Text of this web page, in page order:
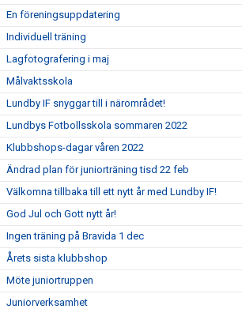
En föreningsuppdatering
Individuell träning
Lagfotografering i maj
Målvaktsskola
Lundby IF snyggar till i närområdet!
Lundbys Fotbollsskola sommaren 2022
Klubbshops-dagar våren 2022
Ändrad plan för juniorträning tisd 22 feb
Välkomna tillbaka till ett nytt år med Lundby IF!
God Jul och Gott nytt år!
Ingen träning på Bravida 1 dec
Årets sista klubbshop
Möte juniortruppen
Juniorverksamhet